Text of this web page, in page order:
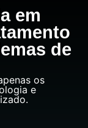
em
de
os
e